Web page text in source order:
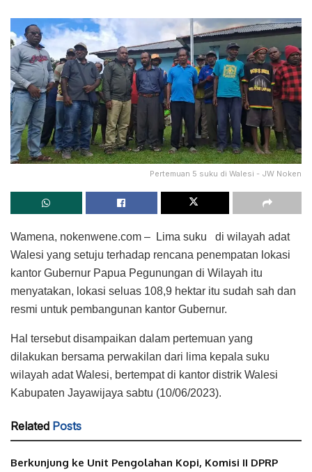
Pertemuan 5 suku di Walesi - JW Noken
Wamena, nokenwene.com – Lima suku di wilayah adat
Walesi yang setuju terhadap rencana penempatan lokasi
kantor Gubernur Papua Pegunungan di Wilayah itu
menyatakan, lokasi seluas 108,9 hektar itu sudah sah dan
resmi untuk pembangunan kantor Gubernur.
Hal tersebut disampaikan dalam pertemuan yang
dilakukan bersama perwakilan dari lima kepala suku
wilayah adat Walesi, bertempat di kantor distrik Walesi
Kabupaten Jayawijaya sabtu (10/06/2023).
Related Posts
Berkunjung ke Unit Pengolahan Kopi, Komisi II DPRP